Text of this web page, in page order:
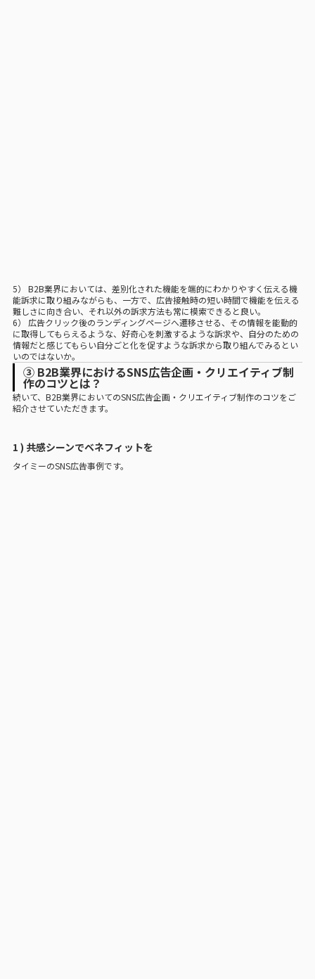
5） B2B業界においては、差別化された機能を端的にわかりやすく伝える機
能訴求に取り組みながらも、一方で、広告接触時の短い時間で機能を伝える
難しさに向き合い、それ以外の訴求方法も常に模索できると良い。
6） 広告クリック後のランディングページへ遷移させる、その情報を能動的
に取得してもらえるような、好奇心を刺激するような訴求や、自分のための
情報だと感じてもらい自分ごと化を促すような訴求から取り組んでみるとい
いのではないか。
③ B2B業界におけるSNS広告企画・クリエイティブ制
作のコツとは？
続いて、B2B業界においてのSNS広告企画・クリエイティブ制作のコツをご
紹介させていただきます。
1 ) 共感シーンでベネフィットを
タイミーのSNS広告事例です。